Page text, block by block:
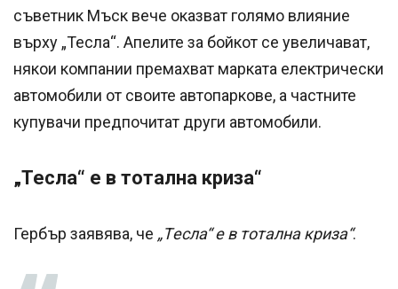
съветник Мъск вече оказват голямо влияние
върху „Тесла“. Апелите за бойкот се увеличават,
някои компании премахват марката електрически
автомобили от своите автопаркове, а частните
купувачи предпочитат други автомобили.
„Тесла“ е в тотална криза“
Гербър заявява, че „Tеслa“ е в тотална криза“.